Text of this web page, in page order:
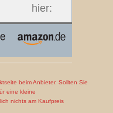
hier:
beim Anbieter. Sollten Sie
eine kleine
nichts am Kaufpreis